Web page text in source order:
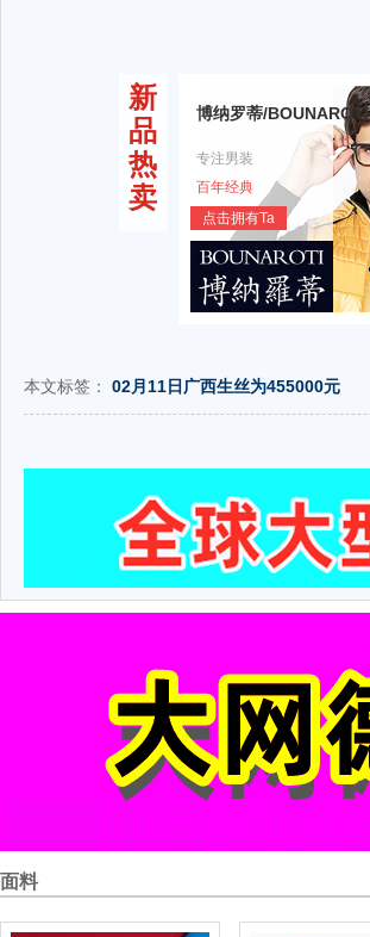
新
品
热
卖
博纳罗蒂/BOUNAROTI
专注男装
百年经典
点击拥有Ta
本文标签： 02月11日广西生丝为455000元
面料